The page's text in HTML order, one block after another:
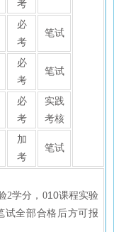
考
必
考
笔试
必
考
笔试
必
考
实践
考核
加
考
笔试
2学分，010课程实验
试全部合格后方可报